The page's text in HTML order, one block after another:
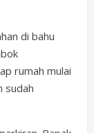
di bahu
rumah mulai
sudah